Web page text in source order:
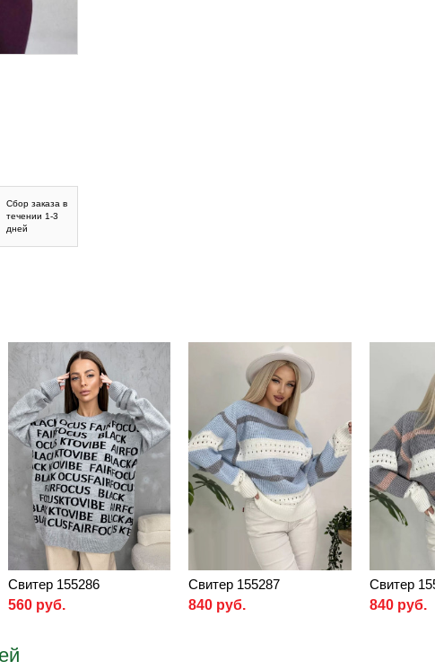
Сбор заказа в
течении 1-3
дней
Свитер 155286
560 руб.
Свитер 155287
840 руб.
Свитер
840 руб.